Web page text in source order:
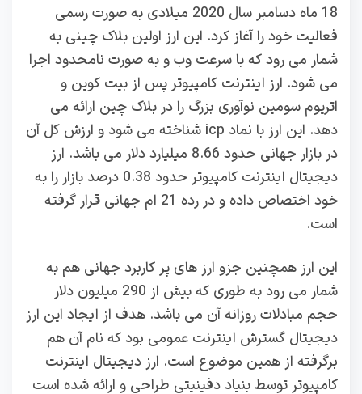
18 ماه دسامبر سال 2020 میلادی به صورت رسمی
فعالیت خود را آغاز کرد. این ارز اولین بلاک چینی به
شمار می رود که با سرعت وب و به صورت نامحدود اجرا
می شود. ارز اینترنت کامپیوتر پس از بیت کوین و
اتریوم سومین نوآوری بزرگ را در بلاک چین ارائه می
دهد. این ارز با نماد icp شناخته می شود و ارزش کل آن
در بازار جهانی حدود 8.66 میلیارد دلار می باشد. ارز
دیجیتال اینترنت کامپیوتر حدود 0.38 درصد بازار را به
خود اختصاص داده و در رده 21 ام جهانی قرار گرفته
است.
این ارز همچنین جزو ارز های پر کاربرد جهانی هم به
شمار می رود به طوری که بیش از 290 میلیون دلار
حجم مبادلات روزانه آن می باشد. هدف از ایجاد این ارز
دیجیتال گسترش اینترنت عمومی بود که نام آن هم
برگرفته از همین موضوع است. ارز دیجیتال اینترنت
کامپیوتر توسط بنیاد دفینیتی طراحی و ارائه شده است